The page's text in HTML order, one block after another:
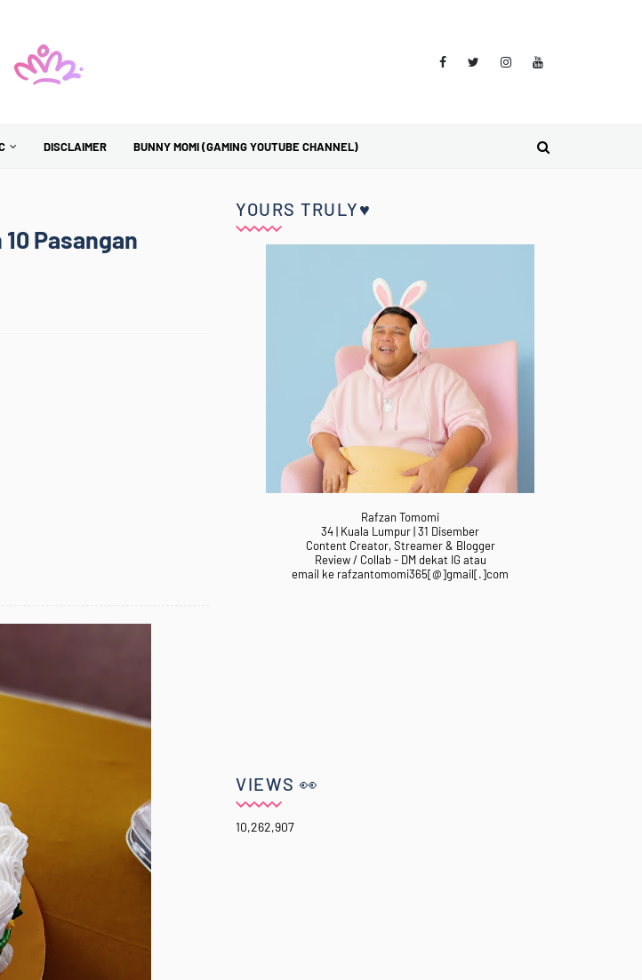
DISCLAIMER BUNNY MOMI (GAMING YOUTUBE CHANNEL)
Pasangan
YOURS TRULY♥
Rafzan Tomomi
34 | Kuala Lumpur | 31 Disember
Content Creator, Streamer & Blogger
Review / Collab - DM dekat IG atau
email ke rafzantomomi365[@]gmail[.]com
VIEWS 👀
10,262,907